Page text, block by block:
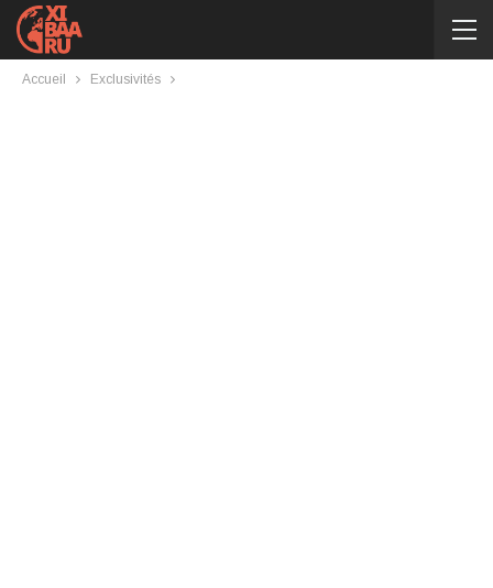
Accueil Exclusivités